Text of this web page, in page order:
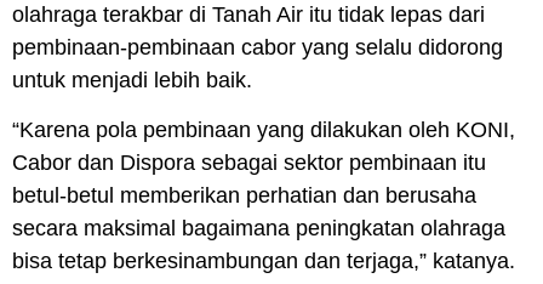
olahraga terakbar di Tanah Air itu tidak lepas dari
pembinaan-pembinaan cabor yang selalu didorong
untuk menjadi lebih baik.
“Karena pola pembinaan yang dilakukan oleh KONI,
Cabor dan Dispora sebagai sektor pembinaan itu
betul-betul memberikan perhatian dan berusaha
secara maksimal bagaimana peningkatan olahraga
bisa tetap berkesinambungan dan terjaga,” katanya.